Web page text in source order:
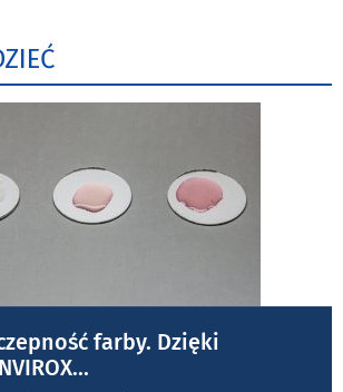
farby. Dzięki
...